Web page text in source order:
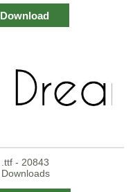
Download
.ttf - 20843
Downloads